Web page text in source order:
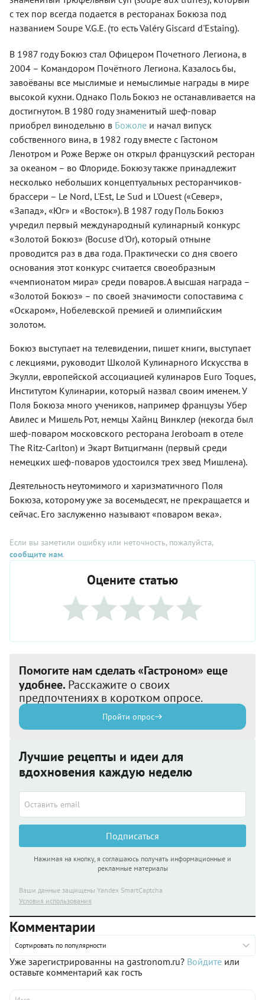
с тех пор всегда подается в ресторанах Бокюза под
названием Soupe V.G.E. (то есть Valéry Giscard d'Estaing).
В 1987 году Бокюз стал Офицером Почетного Легиона, в
2004 – Командором Почётного Легиона. Казалось бы,
завоёваны все мыслимые и немыслимые награды в мире
высокой кухни. Однако Поль Бокюз не останавливается на
достигнутом. В 1980 году знаменитый шеф-повар
приобрел винодельню в Божоле и начал випуск
собственного вина, в 1982 году вместе с Гастоном
Ленотром и Роже Верже он открыл французский ресторан
за океаном – во Флориде. Бокюзу также принадлежит
несколько небольших концептуальных ресторанчиков-
брассери – Le Nord, L'Est, Le Sud и L'Ouest («Север»,
«Запад», «Юг» и «Восток»). В 1987 году Поль Бокюз
учредил первый международный кулинарный конкурс
«Золотой Бокюз» (Bocuse d'Or), который отныне
проводится раз в два года. Практически со дня своего
основания этот конкурс считается своеобразным
«чемпионатом мира» среди поваров. А высшая награда –
«Золотой Бокюз» – по своей значимости сопоставима с
«Оскаром», Нобелевской премией и олимпийским
золотом.
Бокюз выступает на телевидении, пишет книги, выступает
с лекциями, руководит Школой Кулинарного Искусства в
Экулли, европейской ассоциацией кулинаров Euro Toques,
Институтом Кулинарии, который назвал своим именем. У
Поля Бокюза много учеников, например французы Убер
Авилес и Мишель Рот, немцы Хайнц Винклер (некогда был
шеф-поваром московского ресторана Jeroboam в отеле
The Ritz-Carlton) и Экарт Витцигманн (первый среди
немецких шеф-поваров удостоился трех звед Мишлена).
Деятельность неутомимого и харизматичного Поля
Бокюза, которому уже за восемьдесят, не прекращается и
сейчас. Его заслуженно называют «поваром века».
Если вы заметили ошибку или неточность, пожалуйста,
сообщите нам.
Оцените статью
Помогите нам сделать «Гастроном» еще
удобнее. Расскажите о своих
предпочтениях в коротком опросе.
Пройти опрос
Лучшие рецепты и идеи для
вдохновения каждую неделю
Подписаться
Нажимая на кнопку, я соглашаюсь получать информационные и
рекламные материалы
Ваши данные защищены Yandex SmartCaptcha
Условия использования
Комментарии
Сортировать по популярности
Уже зарегистрированны на gastronom.ru? Войдите или
оставьте комментарий как гость